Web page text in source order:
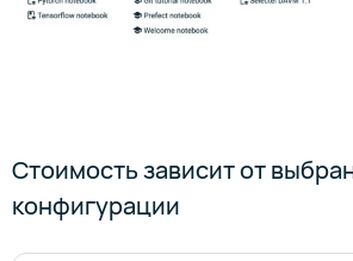
Стоимость зависит от
конфигурации